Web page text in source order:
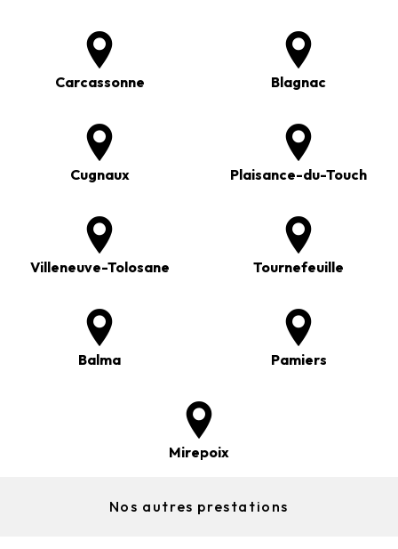
Carcassonne Blagnac
Cugnaux Plaisance-du-Touch
Villeneuve-Tolosane Tournefeuille
Balma Pamiers
Mirepoix
Nos autres prestations